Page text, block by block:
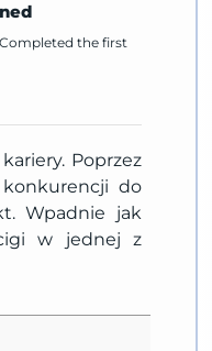
Completed the first
Poprzez
do
Wpadnie jak
w jednej z